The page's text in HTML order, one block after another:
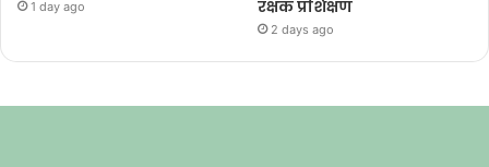
1 day ago
रक्षक प्रशिक्षण
2 days ago